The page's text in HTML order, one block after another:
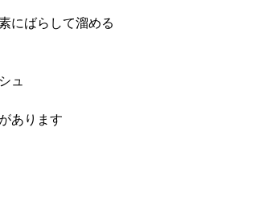
にばらして溜める
ュ
あります